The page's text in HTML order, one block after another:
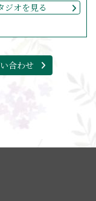
ジオを見る
合わせ